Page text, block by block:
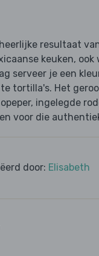
resultaat
keuken, ook
serveer je een
tortilla's. Het
ingelegde
voor die
door: Elisabeth